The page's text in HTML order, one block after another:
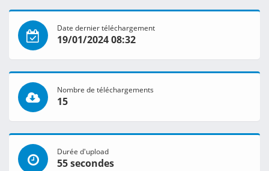
Date dernier téléchargement
19/01/2024 08:32
Nombre de téléchargements
15
Durée d'upload
55 secondes